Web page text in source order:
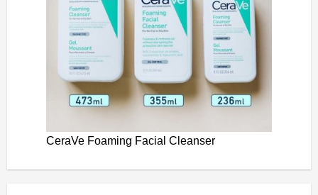
CeraVe Foaming Facial Cleanser